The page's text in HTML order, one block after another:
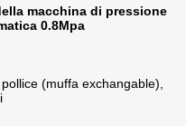
macchina di pressione
0.8Mpa
(muffa exchangable),